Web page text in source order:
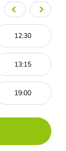
12:30
13:15
19:00